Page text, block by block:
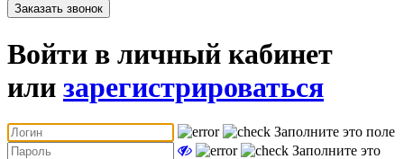
Заказать звонок
Войти в личный кабинет
или зарегистрироваться
Заполните это поле
Заполните это